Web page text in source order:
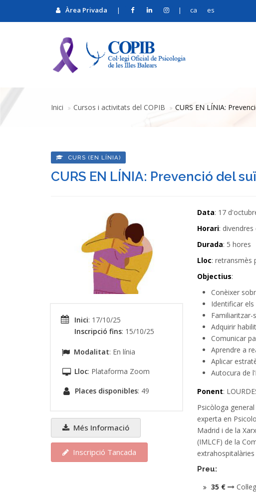
Àrea Privada | | ca es
Inici Cursos i activitats del COPIB CURS EN LÍNIA:
CURS (EN LÍNIA)
CURS EN LÍNIA: Prevenció del
Inici: 17/10/25
Inscripció fins: 15/10/25
Modalitat: En línia
Lloc: Plataforma Zoom
Places disponibles: 49
Més Informació
Inscripció Tancada
Data: 17
Horari: divendres
Durada: 5 hores
Lloc: retransmès
Objectius:
Conèixer
Identificar
Familiaritzar-
Adquirir
Comunicar
Aprendre a
Aplicar
Autocura de
Ponent:
Psicòloga
experta en
Madrid i de la
(IMLCF) de la
Preu:
35 €